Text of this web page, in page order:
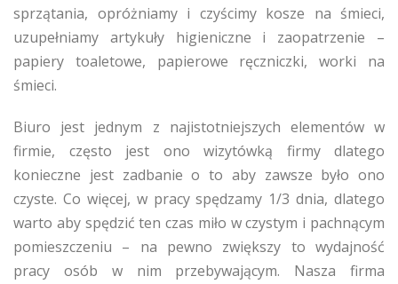
sprzątania, opróżniamy i czyścimy kosze na śmieci,
uzupełniamy artykuły higieniczne i zaopatrzenie –
papiery toaletowe, papierowe ręczniczki, worki na
śmieci.
Biuro jest jednym z najistotniejszych elementów w
firmie, często jest ono wizytówką firmy dlatego
konieczne jest zadbanie o to aby zawsze było ono
czyste. Co więcej, w pracy spędzamy 1/3 dnia, dlatego
warto aby spędzić ten czas miło w czystym i pachnącym
pomieszczeniu – na pewno zwiększy to wydajność
pracy osób w nim przebywającym. Nasza firma